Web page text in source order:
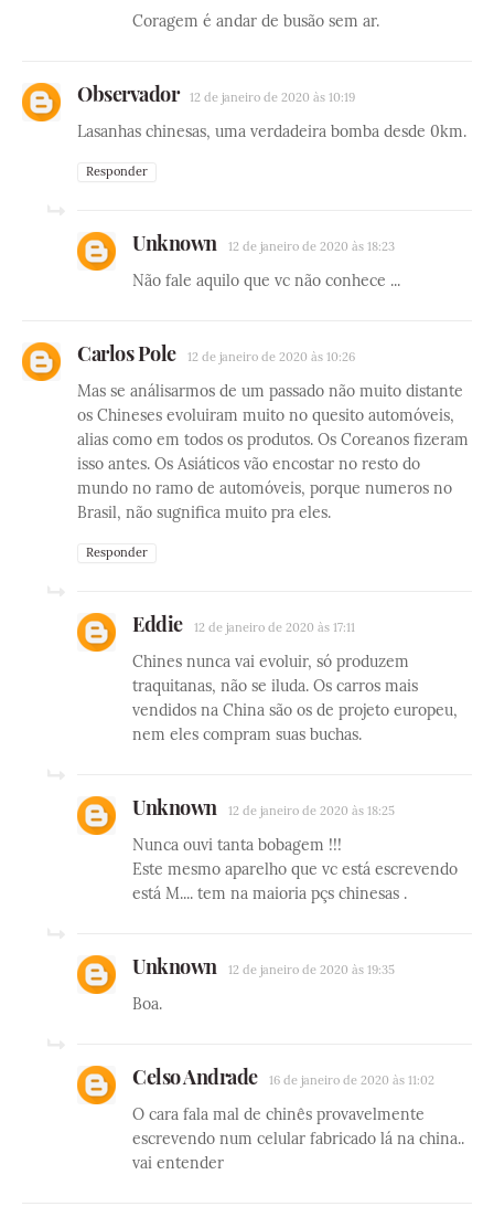
Coragem é andar de busão sem ar.
Observador 12 de janeiro de 2020 às 10:19
Lasanhas chinesas, uma verdadeira bomba desde 0km.
Responder
Unknown 12 de janeiro de 2020 às 18:23
Não fale aquilo que vc não conhece ...
Carlos Pole 12 de janeiro de 2020 às 10:26
Mas se análisarmos de um passado não muito distante
os Chineses evoluiram muito no quesito automóveis,
alias como em todos os produtos. Os Coreanos fizeram
isso antes. Os Asiáticos vão encostar no resto do
mundo no ramo de automóveis, porque numeros no
Brasil, não sugnifica muito pra eles.
Responder
Eddie 12 de janeiro de 2020 às 17:11
Chines nunca vai evoluir, só produzem
traquitanas, não se iluda. Os carros mais
vendidos na China são os de projeto europeu,
nem eles compram suas buchas.
Unknown 12 de janeiro de 2020 às 18:25
Nunca ouvi tanta bobagem !!!
Este mesmo aparelho que vc está escrevendo
está M.... tem na maioria pçs chinesas .
Unknown 12 de janeiro de 2020 às 19:35
Boa.
Celso Andrade 16 de janeiro de 2020 às 11:02
O cara fala mal de chinês provavelmente
escrevendo num celular fabricado lá na china..
vai entender